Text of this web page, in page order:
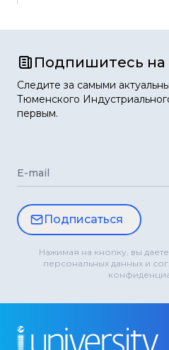
Подпишитесь на
Следите за самыми
Тюменского
первым.
E-mail
Подписаться
Нажимая на кнопку, вы
персональных данных и